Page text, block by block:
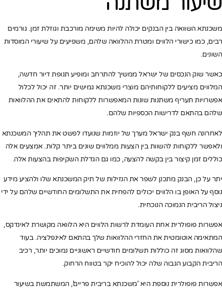
משכנתא השוואה בין הבנקים יכולה להיות משימה מורכבת וגוזלת זמן. גורמים
רבים, כמו כישורי הלווים ומטרת ההלוואה שלהם, משפיעים על שיעורי המוסדות
השונים.
כאשר שוק הנכסים של ישראל ממשיך להתרחב ומופיע תנופת דיור חדשה,
המלווים מציעים ללקוחותיהם מוצרי משכנתא גמישים יותר. זה יכול לכלול
אפשרויות תעריף משתנות שונות המאפשרות ללקוחות להתאים את ההלוואות
שלהם בהתאם לדרישות הכספיות שלהם.
לאחרונה חשף בנק ישראל מערך של יוזמות שנועדו לפשט את תהליך המשכנתא
ולאפשר ללקוחות להשוות בין הצעות ממלווים שונים ביתר קלות. אמצעים אלה
כוללים זמן קיצור בין בקשה להצעה, כמו גם הגדלת השקיפות בהצעות אלה.
יתר על כן, הבנק מתכנן לשפר את הנזילות של תיק המשכנתא שלו ולהציע מידע
נוסף על האופן בו הלווים יכולים להפחית את התשלומים החודשיים שלהם על ידי
ניצול הריבית הנמוכה הנוכחית.
אפשרות פופולרית אחת העומדת לרשות הלווים היא הלוואה מקושרת לאינדקס,
המתאימה אוטומטית את החזרי ההלוואות שלך בהתאם לאינפלציה. בעוד
שהלוואות מסוג זה כוללות תשלומים חודשיים ראשוניים נמוכים יותר, רכיב
הריבית הקבוע הגבוה שלה יכול להוכיח יקר בטווח הרחוק.
אפשרות פופולרית נוספת היא 'משכנתא בריבית פריים', המשתמשת בשיעור